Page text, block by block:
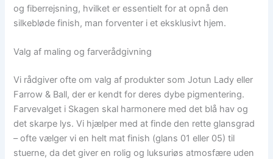
og fiberrejsning, hvilket er essentielt for at opnå den
silkebløde finish, man forventer i et eksklusivt hjem.
Valg af maling og farverådgivning
Vi rådgiver ofte om valg af produkter som Jotun Lady eller
Farrow & Ball, der er kendt for deres dybe pigmentering.
Farvevalget i Skagen skal harmonere med det blå hav og
det skarpe lys. Vi hjælper med at finde den rette glansgrad
– ofte vælger vi en helt mat finish (glans 01 eller 05) til
stuerne, da det giver en rolig og luksuriøs atmosfære uden